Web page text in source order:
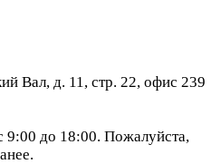
Вал, д. 11, стр. 22, офис 239
9:00 до 18:00. Пожалуйста,